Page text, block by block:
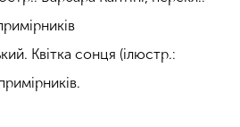
Квітка сонця (ілюстр.: